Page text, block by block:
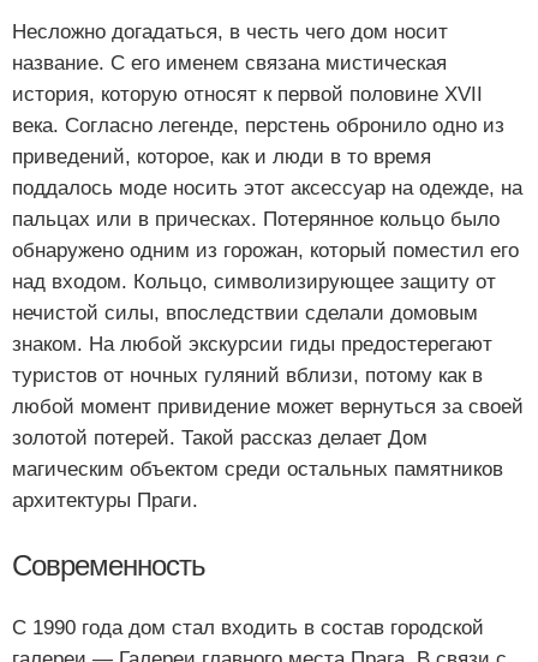
Несложно догадаться, в честь чего дом носит
название. С его именем связана мистическая
история, которую относят к первой половине ХVII
века. Согласно легенде, перстень обронило одно из
приведений, которое, как и люди в то время
поддалось моде носить этот аксессуар на одежде, на
пальцах или в прическах. Потерянное кольцо было
обнаружено одним из горожан, который поместил его
над входом. Кольцо, символизирующее защиту от
нечистой силы, впоследствии сделали домовым
знаком. На любой экскурсии гиды предостерегают
туристов от ночных гуляний вблизи, потому как в
любой момент привидение может вернуться за своей
золотой потерей. Такой рассказ делает Дом
магическим объектом среди остальных памятников
архитектуры Праги.
Современность
С 1990 года дом стал входить в состав городской